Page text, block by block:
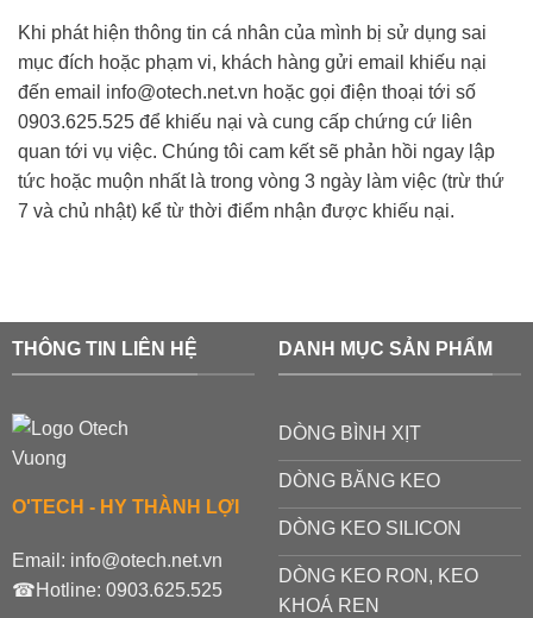
Khi phát hiện thông tin cá nhân của mình bị sử dụng sai
mục đích hoặc phạm vi, khách hàng gửi email khiếu nại
đến email info@otech.net.vn hoặc gọi điện thoại tới số
0903.625.525 để khiếu nại và cung cấp chứng cứ liên
quan tới vụ việc. Chúng tôi cam kết sẽ phản hồi ngay lập
tức hoặc muộn nhất là trong vòng 3 ngày làm việc (trừ thứ
7 và chủ nhật) kể từ thời điểm nhận được khiếu nại.
THÔNG TIN LIÊN HỆ
O'TECH - HY THÀNH LỢI
Email: info@otech.net.vn
☎Hotline: 0903.625.525
DANH MỤC SẢN PHẨM
DÒNG BÌNH XỊT
DÒNG BĂNG KEO
DÒNG KEO SILICON
DÒNG KEO RON, KEO
KHOÁ REN